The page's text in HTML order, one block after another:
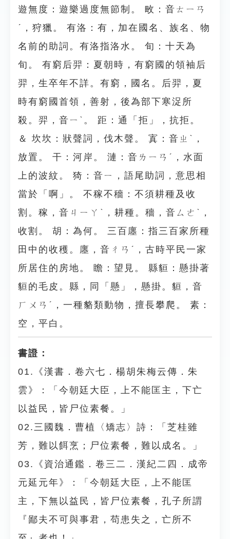
遊無度：遊樂過度無節制。 畋：音ㄊㄧㄢ
ˊ，狩獵。 有洛：有，加在國名、族名、物
名前的助詞。有洛指洛水。 旬：十天為
旬。 有窮后羿：夏朝時，有窮國的領袖后
羿，生卒年不詳。有窮，國名。后羿，夏
時有窮國首領，善射，後為部下寒浞所
殺。羿，音ㄧˋ。 距：通「拒」，抗拒。
＆ 坎坎：狀聲詞，伐木聲。 寘：音ㄓˋ，
放置。 干：河岸。 漣：音ㄌㄧㄢˊ，水面
上的波紋。 猗：音ㄧ，語尾助詞，意思相
當於「啊」。 不稼不穡：不須耕種及收
割。稼，音ㄐㄧㄚˋ，耕種。穡，音ㄙㄜˋ，
收割。 胡：為何。 三百廛：指三百家所種
田中的收穫。廛，音ㄔㄢˊ，古時平民一家
所居住的房地。 瞻：望見。 縣貆：懸掛著
貆的毛皮。縣，同「懸」，懸掛。貆，音
ㄏㄨㄢˊ，一種貉類動物，擅長攀爬。 素：
空，平白。
書證：
01.《漢書．卷六七．楊胡朱梅云傳．朱
雲》：「今朝廷大臣，上不能匡主，下亡
以益民，皆尸位素餐。」
02.三國魏．曹植〈矯志〉詩：「芝桂雖
芳，難以餌烹；尸位素餐，難以成名。」
03.《資治通鑑．卷三二．漢紀二四．成帝
元延元年》：「今朝廷大臣，上不能匡
主，下無以益民，皆尸位素餐，孔子所謂
『鄙夫不可與事君，苟患失之，亡所不